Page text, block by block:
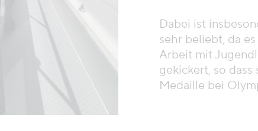
Dabei ist
sehr beliebt, da
Arbeit mit
gekickert, so dass
Medaille bei